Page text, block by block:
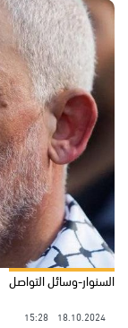
السنوار-وسائل التواصل
18.10.2024
15:28